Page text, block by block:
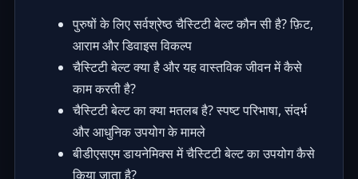
पुरुषों के लिए सर्वश्रेष्ठ चैस्टिटी बेल्ट कौन सी है? फ़िट,
आराम और डिवाइस विकल्प
चैस्टिटी बेल्ट क्या है और यह वास्तविक जीवन में कैसे
काम करती है?
चैस्टिटी बेल्ट का क्या मतलब है? स्पष्ट परिभाषा, संदर्भ
और आधुनिक उपयोग के मामले
बीडीएसएम डायनेमिक्स में चैस्टिटी बेल्ट का उपयोग कैसे
किया जाता है?